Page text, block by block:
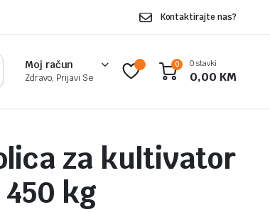
Kontaktirajte nas?
Moj račun
Zdravo, Prijavi Se
0 0 stavki
0,00 KM
za kultivator
450 kg